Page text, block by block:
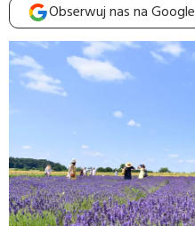
Obserwuj nas na Google